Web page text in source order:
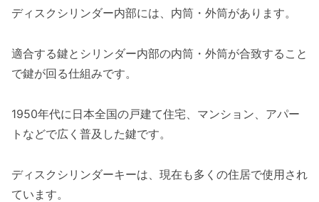
ディスクシリンダー内部には、内筒・外筒があります。
適合する鍵とシリンダー内部の内筒・外筒が合致すること
で鍵が回る仕組みです。
1950年代に日本全国の戸建て住宅、マンション、アパー
トなどで広く普及した鍵です。
ディスクシリンダーキーは、現在も多くの住居で使用され
ています。